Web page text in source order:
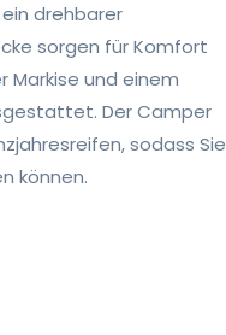
drehbarer
sorgen für Komfort
Markise und einem
Der Camper
sodass Sie
können.